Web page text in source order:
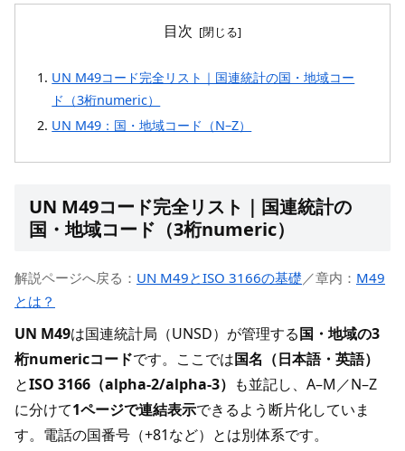
目次
UN M49コード完全リスト｜国連統計の国・地域コー
ド（3桁numeric）
UN M49：国・地域コード（N–Z）
UN M49コード完全リスト｜国連統計の
国・地域コード（3桁numeric）
解説ページへ戻る： UN M49とISO 3166の基礎 ／章内： M49
とは？
UN M49は国連統計局（UNSD）が管理する国・地域の3
桁numericコードです。ここでは国名（日本語・英語）
とISO 3166（alpha-2/alpha-3） も並記し、A–M／N–Z
に分けて1ページで連結表示できるよう断片化していま
す。電話の国番号（+81など）とは別体系です。